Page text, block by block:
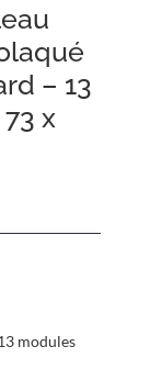
– 13
x
modules